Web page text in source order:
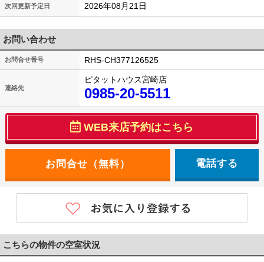
次回更新予定日 2026年08月21日
お問い合わせ
お問合せ番号 RHS-CH377126525
連絡先
ピタットハウス宮崎店
0985-20-5511
WEB来店予約はこちら
電話する
こちらの物件の空室状況